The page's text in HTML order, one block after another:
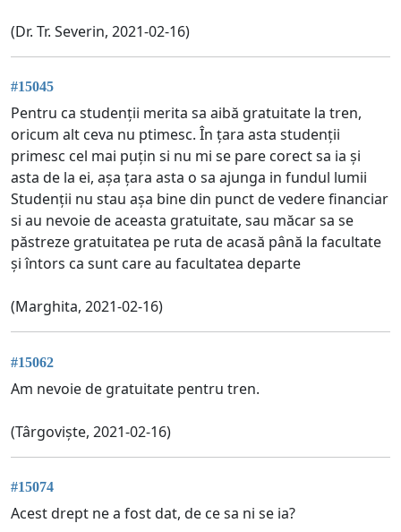
(Dr. Tr. Severin, 2021-02-16)
#15045
Pentru ca studenții merita sa aibă gratuitate la tren,
oricum alt ceva nu ptimesc. În țara asta studenții
primesc cel mai puțin si nu mi se pare corect sa ia și
asta de la ei, așa țara asta o sa ajunga in fundul lumii
Studenții nu stau așa bine din punct de vedere financiar
si au nevoie de aceasta gratuitate, sau măcar sa se
păstreze gratuitatea pe ruta de acasă până la facultate
și întors ca sunt care au facultatea departe
(Marghita, 2021-02-16)
#15062
Am nevoie de gratuitate pentru tren.
(Târgoviște, 2021-02-16)
#15074
Acest drept ne a fost dat, de ce sa ni se ia?